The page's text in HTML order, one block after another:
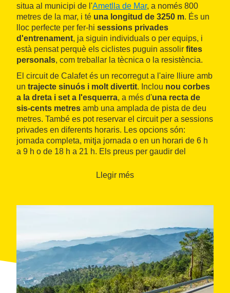
situa al municipi de l'Ametlla de Mar, a només 800
metres de la mar, i té una longitud de 3250 m. És un
lloc perfecte per fer-hi sessions privades
d'entrenament, ja siguin individuals o per equips, i
està pensat perquè els ciclistes puguin assolir fites
personals, com treballar la tècnica o la resistència.
El circuit de Calafet és un recorregut a l'aire lliure amb
un trajecte sinuós i molt divertit. Inclou nou corbes
a la dreta i set a l'esquerra, a més d'una recta de
sis-cents metres amb una amplada de pista de deu
metres. També es pot reservar el circuit per a sessions
privades en diferents horaris. Les opcions són:
jornada completa, mitja jornada o en un horari de 6 h
a 9 h o de 18 h a 21 h. Els preus per gaudir del
El circuit disposa de diversesinstal·lacions
cursos teoricopràctics de conducció per als que
vulguin especialitzar-se en el món dels esports de
motor. A més, també s'ofereix servei de bar, amb bufet,
barbacoa, terrassa amb connexió wifi i un aforament
de fins a cent persones.
Llegir més